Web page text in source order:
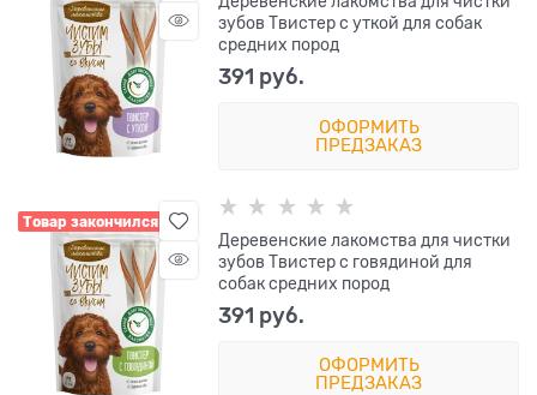
зубов Твистер с уткой для собак
средних пород
391 руб.
ОФОРМИТЬ
ПРЕДЗАКАЗ
Товар закончился
Деревенские лакомства для чистки
зубов Твистер с говядиной для
собак средних пород
391 руб.
ОФОРМИТЬ
ПРЕДЗАКАЗ